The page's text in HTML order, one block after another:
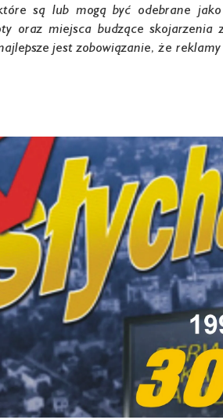
są lub mogą być odebrane
oraz miejsca budzące skojarzenia
jest zobowiązanie, że